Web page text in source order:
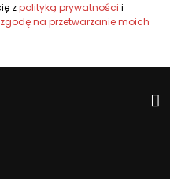
zpolityką prywatności i
zgodę na przetwarzanie moich